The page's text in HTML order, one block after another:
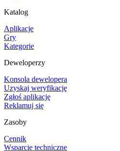
Katalog
Aplikacje
Gry
Kategorie
Deweloperzy
Konsola dewelopera
Uzyskaj weryfikację
Zgłoś aplikację
Reklamuj się
Zasoby
Cennik
Wsparcie techniczne